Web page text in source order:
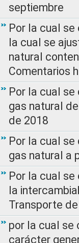
septiembre
Por la cual se
la cual se
natural
Comentarios
Por la cual
gas natural
de 2018
Por la cual
gas natural a
Por la cual
la
Transporte
por la cual se
carácter